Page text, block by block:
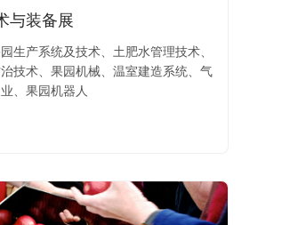
与装备展
生产系统及技术、土肥水管理技术、
技术、果园机械、温室建造系统、气
、果园机器人